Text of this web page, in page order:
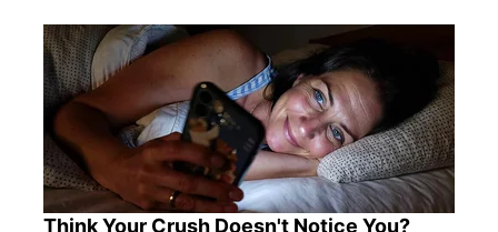
Think Your Crush Doesn't Notice You?